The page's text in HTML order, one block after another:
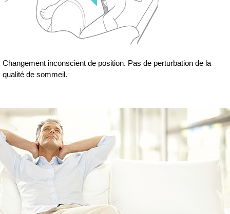
Changement inconscient de position. Pas de perturbation de la
qualité de sommeil.